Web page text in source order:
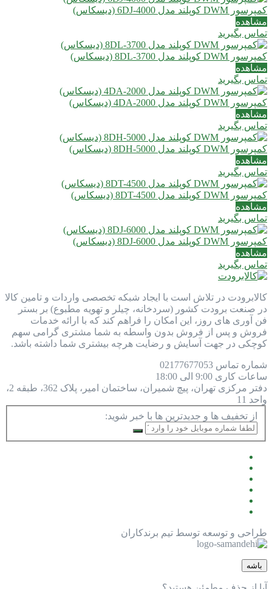
کمپرسور DWM کوپلند مدل 6DJ-4000 (دیسکاس)
مشاهده
تماس بگیرید
کمپرسور DWM کوپلند مدل 8DL-3700 (دیسکاس)
مشاهده
تماس بگیرید
کمپرسور DWM کوپلند مدل 4DA-2000 (دیسکاس)
مشاهده
تماس بگیرید
کمپرسور DWM کوپلند مدل 8DH-5000 (دیسکاس)
مشاهده
تماس بگیرید
کمپرسور DWM کوپلند مدل 8DT-4500 (دیسکاس)
مشاهده
تماس بگیرید
کمپرسور DWM کوپلند مدل 8DJ-6000 (دیسکاس)
مشاهده
تماس بگیرید
کالابرودت در تلاش است با ایجاد شبکه تخصصی واردات و تامین کالا
در صنعت برودت کشور (سردخانه، چیلر و تهویه مطبوع) بر بستر
فن آوری های روز، این امکان را فراهم کند که با ارائه خدمات
فروش و پس از فروش بدون واسطه به شما مشتری گرامی سهم
کوچکی در جهت آسایش و رضایت هرچه بیشتری شما داشته باشد.
شماره تماس 021 77677053
ساعات کاری 9:00 الی 18:00
دفتر مرکزی
تهران، پیچ شمیران، ساختمان امیر، پلاک 362، طبقه 2،
واحد 11
از تخفیف ها و جدیدترین ها با خبر شوید:
طراحی و توسعه توسط تیم برندکاران
باشه